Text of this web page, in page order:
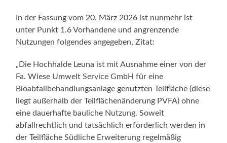
In der Fassung vom 20. März 2026 ist nunmehr ist
unter Punkt 1.6 Vorhandene und angrenzende
Nutzungen folgendes angegeben, Zitat:
„Die Hochhalde Leuna ist mit Ausnahme einer von der
Fa. Wiese Umwelt Service GmbH für eine
Bioabfallbehandlungsanlage genutzten Teilfläche (diese
liegt außerhalb der Teilflächenänderung PVFA) ohne
eine dauerhafte bauliche Nutzung. Soweit
abfallrechtlich und tatsächlich erforderlich werden in
der Teilfläche Südliche Erweiterung regelmäßig